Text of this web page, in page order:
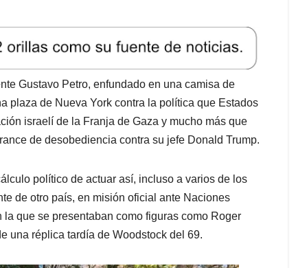
Gustavo Petro, enfundado en una camisa de
plaza de Nueva York contra la política que Estados
israelí de la Franja de Gaza y mucho más que
de desobediencia contra su jefe Donald Trump.
político de actuar así, incluso a varios de los
de otro país, en misión oficial ante Naciones
que se presentaban como figuras como Roger
una réplica tardía de Woodstock del 69.